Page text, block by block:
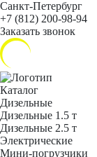
Санкт-Петербург
+7 (812) 200-98-94
Заказать звонок
Каталог
Дизельные
Дизельные 1.5 т
Дизельные 2.5 т
Электрические
Мини-погрузчики